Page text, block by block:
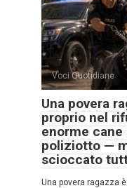
Voci Quotidiane
Una povera
proprio nel
enorme cane
poliziotto —
scioccato
Una povera ragazza